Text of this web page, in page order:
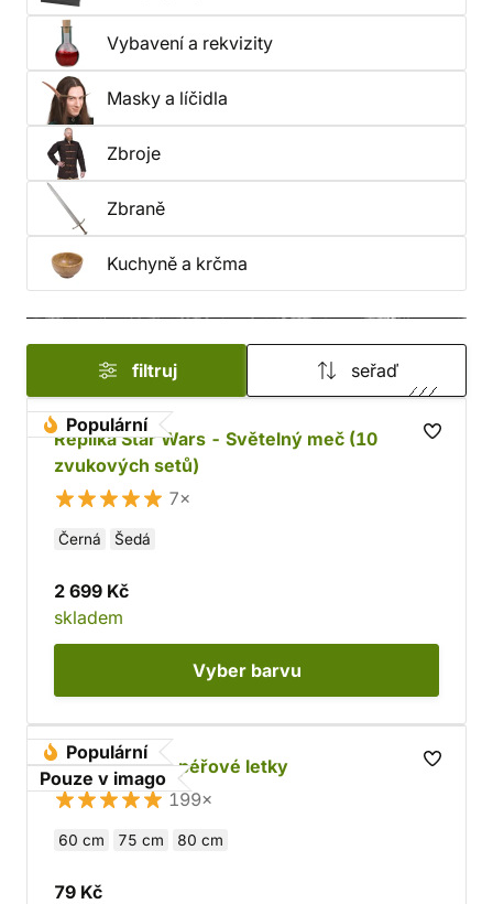
Vybavení a rekvizity
Masky a líčidla
Zbroje
Zbraně
Kuchyně a krčma
filtruj seřaď
Populární
Replika Star Wars - Světelný meč (10
zvukových setů)
7×
Černá Šedá
2 699 Kč
skladem
Vyber barvu
Populární
Pouze v imago
Šíp dřevěný - péřové letky
199×
60 cm 75 cm 80 cm
79 Kč